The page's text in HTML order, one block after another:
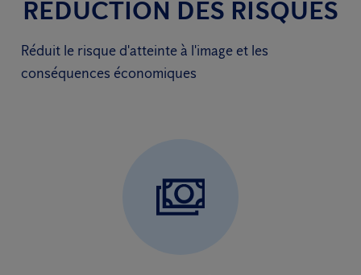
RÉDUCTION DES RISQUES
Réduit le risque d'atteinte à l'image et les
conséquences économiques